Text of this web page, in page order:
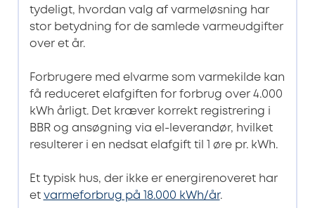
tydeligt, hvordan valg af varmeløsning har
stor betydning for de samlede varmeudgifter
over et år.
Forbrugere med elvarme som varmekilde kan
få reduceret elafgiften for forbrug over 4.000
kWh årligt. Det kræver korrekt registrering i
BBR og ansøgning via el-leverandør, hvilket
resulterer i en nedsat elafgift til 1 øre pr. kWh.
Et typisk hus, der ikke er energirenoveret har
et varmeforbrug på 18.000 kWh/år.